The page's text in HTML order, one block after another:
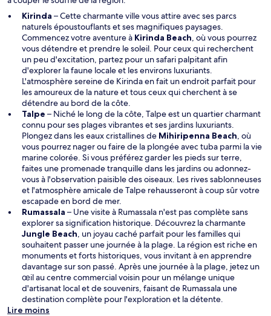
Kirinda – Cette charmante ville vous attire avec ses parcs
naturels époustouflants et ses magnifiques paysages.
Commencez votre aventure à Kirinda Beach S
o
u
v
r
d
a
n
s
u
n
e
n
u
v
e
l
l
e
f
e
n
, où vous pourrez
vous détendre et prendre le soleil. Pour ceux qui recherchent
un peu d'excitation, partez pour un safari palpitant afin
d'explorer la faune locale et les environs luxuriants.
L'atmosphère sereine de Kirinda en fait un endroit parfait pour
les amoureux de la nature et tous ceux qui cherchent à se
détendre au bord de la côte.
Talpe – Niché le long de la côte, Talpe est un quartier charmant
connu pour ses plages vibrantes et ses jardins luxuriants.
Plongez dans les eaux cristallines de Mihiripenna Beach, où
vous pourrez nager ou faire de la plongée avec tuba parmi la vie
marine colorée. Si vous préférez garder les pieds sur terre,
faites une promenade tranquille dans les jardins ou adonnez-
vous à l'observation paisible des oiseaux. Les rives sablonneuses
et l'atmosphère amicale de Talpe rehausseront à coup sûr votre
escapade en bord de mer.
Rumassala – Une visite à Rumassala n'est pas complète sans
explorer sa signification historique. Découvrez la charmante
Jungle Beach, un joyau caché parfait pour les familles qui
souhaitent passer une journée à la plage. La région est riche en
monuments et forts historiques, vous invitant à en apprendre
davantage sur son passé. Après une journée à la plage, jetez un
œil au centre commercial voisin pour un mélange unique
d'artisanat local et de souvenirs, faisant de Rumassala une
destination complète pour l'exploration et la détente.
Lire moins